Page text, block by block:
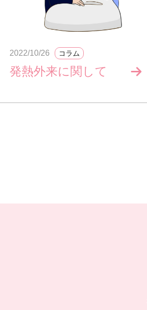
2022/10/26 コラム
発熱外来に関して